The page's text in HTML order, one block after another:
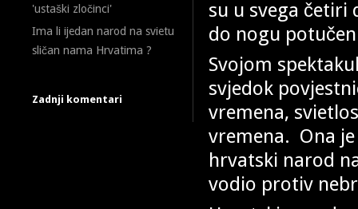
'ustaški zločinci'
Ima li ijedan narod na svietu
sličan nama Hrvatima ?
Zadnji komentari
su u svega
do nogu
Svojom
svjedok
vremena,
vremena. Ona
hrvatski narod
vodio protiv